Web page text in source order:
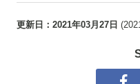
更新日： 2021年03月27日 (